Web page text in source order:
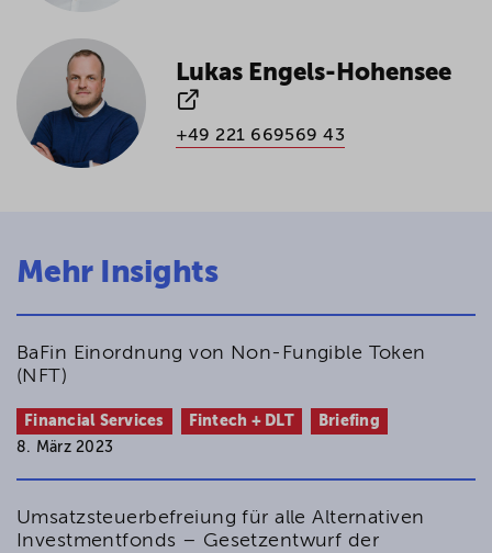
Lukas Engels-Hohensee
+49 221 669569 43
Mehr Insights
BaFin Einordnung von Non-Fungible Token
(NFT)
Financial Services Fintech + DLT
Briefing
8. März 2023
Umsatzsteuerbefreiung für alle Alternativen
Investmentfonds – Gesetzentwurf der